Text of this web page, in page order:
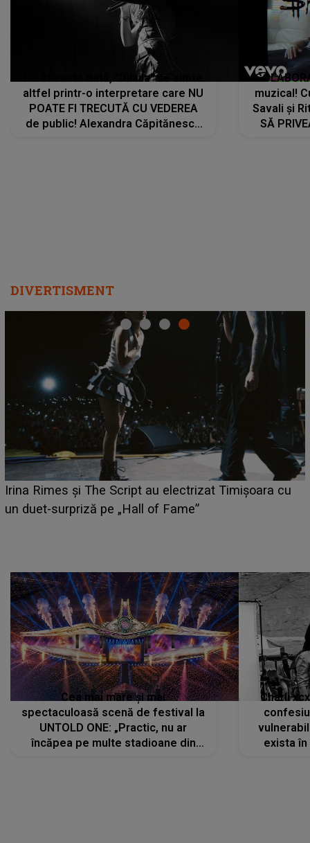
De această dată, "Dilaila" se simte
altfel printr-o interpretare care NU
POATE FI TRECUTĂ CU VEDEREA
de public! Alexandra Căpitănescu
muzical!
Savali și
SĂ
DIVERTISMENT
HOROSCOP 6 august 2026. Zodia care are șansa să
câștige mai mulți bani. O oportunitate neașteptată îi
Cea mai mare și mai
spectaculoasă scenă de festival la
UNTOLD ONE: „Practic, nu ar
încăpea pe multe stadioane din
Charli
exista